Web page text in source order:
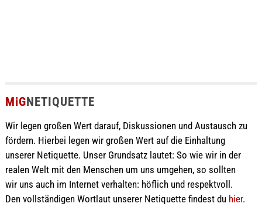
MiGNETIQUETTE
Wir legen großen Wert darauf, Diskussionen und Austausch zu
fördern. Hierbei legen wir großen Wert auf die Einhaltung
unserer Netiquette. Unser Grundsatz lautet: So wie wir in der
realen Welt mit den Menschen um uns umgehen, so sollten
wir uns auch im Internet verhalten: höflich und respektvoll.
Den vollständigen Wortlaut unserer Netiquette findest du hier.